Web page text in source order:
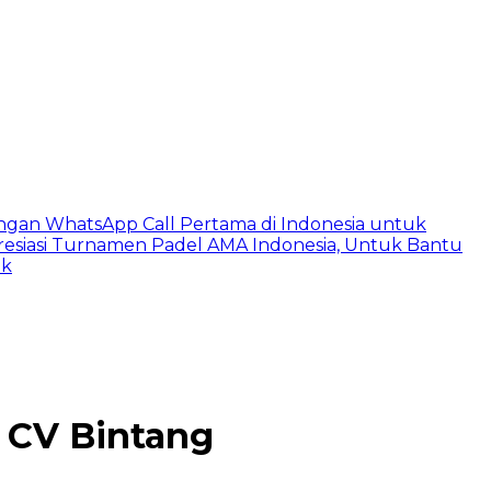
WhatsApp Call Pertama di Indonesia untuk
Turnamen Padel AMA Indonesia, Untuk Bantu
Bintang